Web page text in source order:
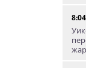
8:04